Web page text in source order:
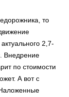
то
2,7-
Внедрение
по стоимости
А вот с